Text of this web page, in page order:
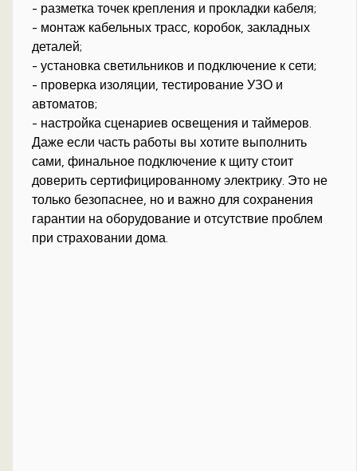
- разметка точек крепления и прокладки кабеля;
- монтаж кабельных трасс, коробок, закладных
деталей;
- установка светильников и подключение к сети;
- проверка изоляции, тестирование УЗО и
автоматов;
- настройка сценариев освещения и таймеров.
Даже если часть работы вы хотите выполнить
сами, финальное подключение к щиту стоит
доверить сертифицированному электрику. Это не
только безопаснее, но и важно для сохранения
гарантии на оборудование и отсутствие проблем
при страховании дома.